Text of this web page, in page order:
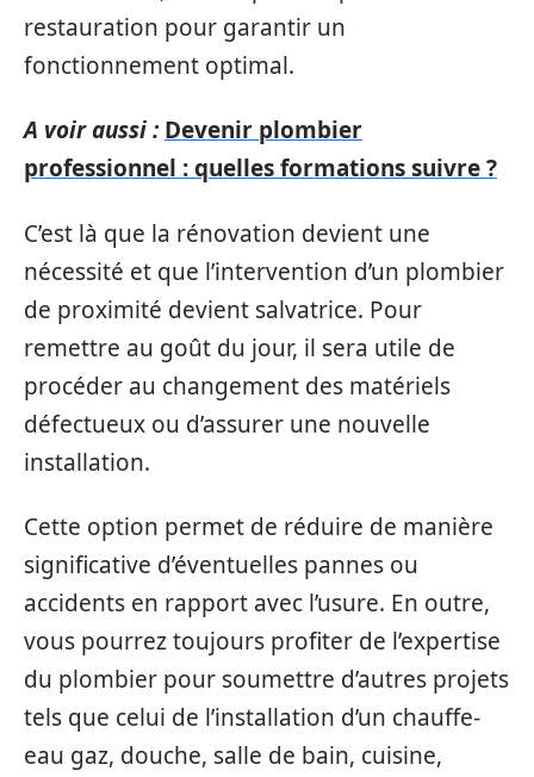
restauration pour garantir un
fonctionnement optimal.
A voir aussi : Devenir plombier
professionnel : quelles formations suivre ?
C’est là que la rénovation devient une
nécessité et que l’intervention d’un plombier
de proximité devient salvatrice. Pour
remettre au goût du jour, il sera utile de
procéder au changement des matériels
défectueux ou d’assurer une nouvelle
installation.
Cette option permet de réduire de manière
significative d’éventuelles pannes ou
accidents en rapport avec l’usure. En outre,
vous pourrez toujours profiter de l’expertise
du plombier pour soumettre d’autres projets
tels que celui de l’installation d’un chauffe-
eau gaz, douche, salle de bain, cuisine,